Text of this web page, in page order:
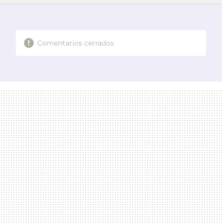
FACEBOOK
TWITTERFLIPBOARD
E-
WHATSAPP
Comentarios cerrados